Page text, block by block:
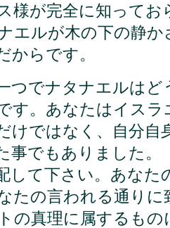
様が完全に知ってお
エルが木の下の静
からです。
つでナタナエルはど
す。あなたはイス
けではなく、自分自
事でもありました。
して下さい。あなた
たの言われる通り
の真理に属するも